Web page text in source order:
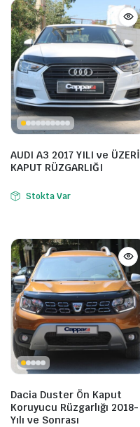
AUDI A3 2017 YILI ve ÜZERİ
KAPUT RÜZGARLIĞI
Stokta Var
Dacia Duster Ön Kaput
Koruyucu Rüzgarlığı 2018-
Yılı ve Sonrası